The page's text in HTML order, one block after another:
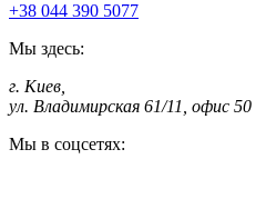
+38 044 390 5077
Мы здесь:
г. Киев
ул. Владимирская 61/11, офис 50
Мы в соцсетях: